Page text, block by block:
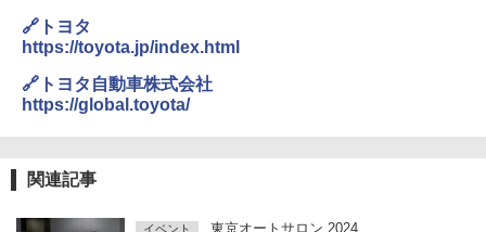
🔗トヨタ
https://toyota.jp/index.html
🔗トヨタ自動車株式会社
https://global.toyota/
関連記事
イベント 東京オートサロン 2024